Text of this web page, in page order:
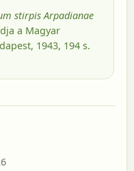
stirpis Arpadianae
a Magyar
1943, 194 s.